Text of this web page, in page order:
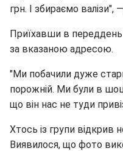
грн. І збираємо валізи",
Приїхавши в
за вказаною адресою.
"Ми побачили дуже
порожній. Ми були в
що він нас не туди
Хтось із групи відкрив
Виявилося, що фото